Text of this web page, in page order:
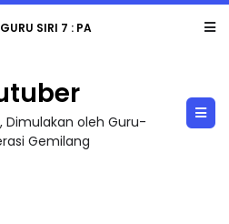
DIGITAL PENYELAMAT DUNIA
Dimulakan oleh Guru-
Gemilang